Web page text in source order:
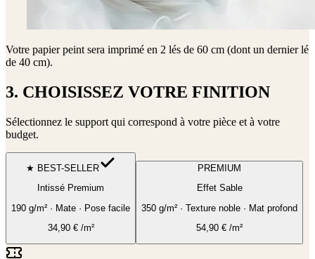
Votre papier peint sera imprimé en 2 lés de 60 cm (dont un dernier lé
de 40 cm).
3. CHOISISSEZ VOTRE FINITION
Sélectionnez le support qui correspond à votre pièce et à votre
budget.
★ BEST-SELLER
Intissé Premium
190 g/m² · Mate · Pose facile
34,90€/m²
PREMIUM
Effet Sable
350 g/m² · Texture noble · Mat profond
54,90 € /m²